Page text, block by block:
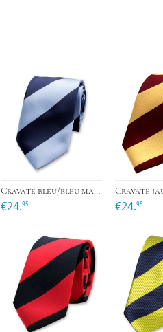
› ›
Cravate bleu/bleu marine
€24.95 €24.95
› ›